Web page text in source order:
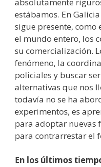
estábamos. En
sigue presente, como
el mundo entero, los
su comercialización.
fenómeno, la
policiales y buscar
alternativas que nos
todavía no se ha
experimentos, es
para adoptar nuevas
para contrarrestar el
En los últimos